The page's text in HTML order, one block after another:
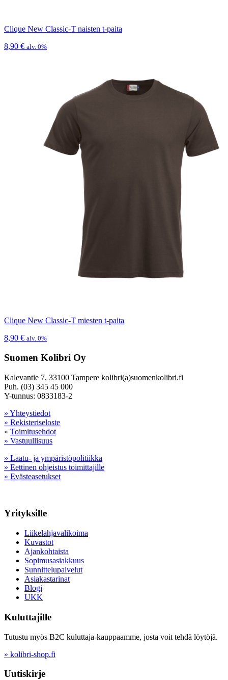
Clique New Classic-T naisten t-paita
8,90 € alv. 0%
Clique New Classic-T miesten t-paita
8,90 € alv. 0%
Suomen Kolibri Oy
Kalevantie 7, 33100 Tampere kolibri(a)suomenkolibri.fi
Puh. (03) 345 45 000
Y-tunnus: 0833183-2
» Yhteystiedot
» Rekisteriseloste
» Toimitusehdot
» Vastuullisuus
» Laatu- ja ympäristöpolitiikka
» Eettinen ohjeistus toimittajille
» Evästeasetukset
Yrityksille
Liikelahjavalikoima
Kuvastot
Ajankohtaista
Sopimusasiakkuus
Sunnittelupalvelut
Asiakastarinat
Blogi
UKK
Kuluttajille
Tutustu myös B2C kuluttaja-kauppaamme, josta voit tehdä löytöjä.
» kolibri-shop.fi
Uutiskirje